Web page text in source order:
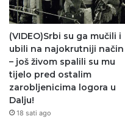
(VIDEO)Srbi su ga mučili i
ubili na najokrutniji način
– još živom spalili su mu
tijelo pred ostalim
zarobljenicima logora u
Dalju!
18 sati ago